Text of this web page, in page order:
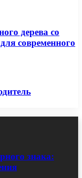
дерева со
современного
знака: